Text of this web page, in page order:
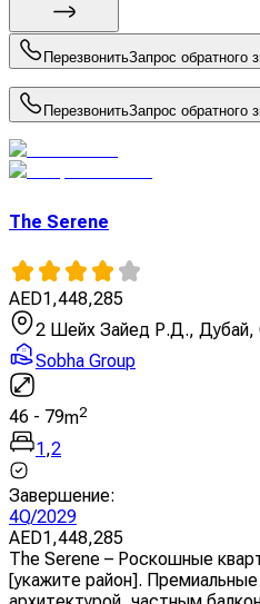
ПерезвонитьЗапрос обратного
ПерезвонитьЗапрос обратного
The Serene
AED1,448,285
2 Шейх Зайед Р.Д.,
Sobha Group
46 - 79m2
1,2
Завершение:
4Q/2029
AED1,448,285
The Serene – Роскошные
[укажите район].